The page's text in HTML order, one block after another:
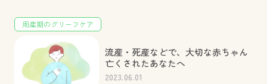
周産期のグリーフケア
流産・死産などで、大切な赤ちゃん
亡くされたあなたへ
2023.06.01